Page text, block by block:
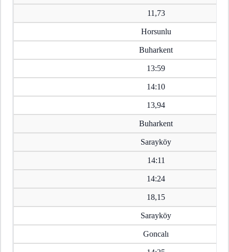
11,73
Horsunlu
Buharkent
13:59
14:10
13,94
Buharkent
Sarayköy
14:11
14:24
18,15
Sarayköy
Goncalı